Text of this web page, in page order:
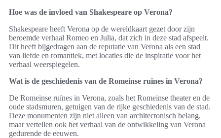
Hoe was de invloed van Shakespeare op Verona?
Shakespeare heeft Verona op de wereldkaart gezet door zijn
beroemde verhaal Romeo en Julia, dat zich in deze stad afspeelt.
Dit heeft bijgedragen aan de reputatie van Verona als een stad
van liefde en romantiek, met locaties die de inspiratie voor het
verhaal weerspiegelen.
Wat is de geschiedenis van de Romeinse ruïnes in Verona?
De Romeinse ruïnes in Verona, zoals het Romeinse theater en de
oude stadsmuren, getuigen van de rijke geschiedenis van de stad.
Deze monumenten zijn niet alleen van architectonisch belang,
maar vertellen ook het verhaal van de ontwikkeling van Verona
gedurende de eeuwen.